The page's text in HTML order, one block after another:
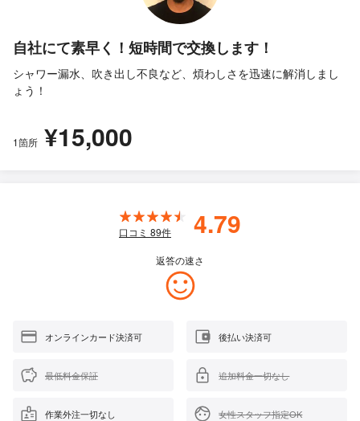
自社にて素早く！短時間で交換します！
シャワー漏水、吹き出し不良など、煩わしさを迅速に解消しまし
ょう！
1箇所 ¥15,000
口コミ 89件 4.79
返答の速さ
オンラインカード決済可 後払い決済可
最低料金保証 追加料金一切なし
作業外注一切なし 女性スタッフ指定OK